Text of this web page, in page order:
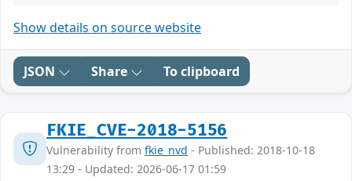
Show details on source website
JSON Share To clipboard
FKIE_CVE-2018-5156
Vulnerability from fkie_nvd - Published: 2018-10-18
13:29 - Updated: 2026-06-17 01:59